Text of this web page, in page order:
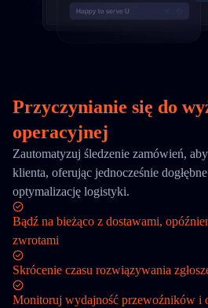
Przyczynianie się do
operacyjnej
Zautomatyzuj śledzenie zamówień,
klienta, oferując jednocześnie
optymalizację logistyki.
Bądź na bieżąco z dostawami,
zwrotami
Skrócenie czasu rozwiązywania
Monitoruj wydajność przewoźników i